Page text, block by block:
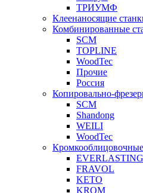
ТРИУМФ
Клеенаносящие
Комбинированные
SCM
TOPLINE
WoodTec
Прочие
Россия
Копировально-
SCM
Shandong
WEILI
WoodTec
EVERLASTING
FRAVOL
KETO
KROM